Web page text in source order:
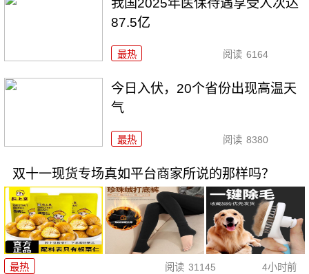
我国2025年医保待遇享受人次达
87.5亿
最热 阅读 6164
今日入伏，20个省份出现高温天
气
最热 阅读 8380
双十一现货专场真如平台商家所说的那样吗？
最热 阅读 31145 4小时前